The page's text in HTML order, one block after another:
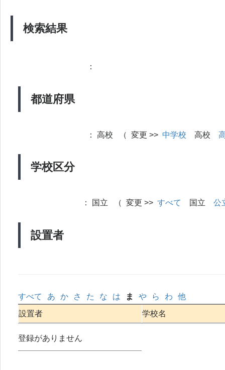
検索結果
都道府県
：
学校区分
： 高校 （ 変更 >> 中学校 高校
設置者
： 国立 （ 変更 >> すべて 国立 公
すべて あ か さ た な は ま や ら わ
他
設置者
学校名
登録がありません